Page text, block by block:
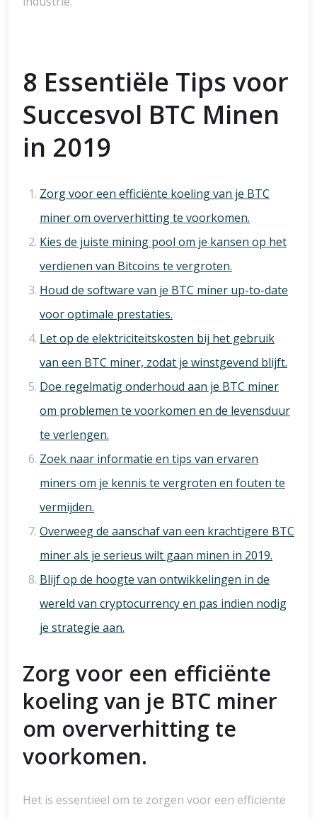
8 Essentiële Tips voor
Succesvol BTC Minen
in 2019
Zorg voor een efficiënte koeling van je BTC
miner om oververhitting te voorkomen.
Kies de juiste mining pool om je kansen op het
verdienen van Bitcoins te vergroten.
Houd de software van je BTC miner up-to-date
voor optimale prestaties.
Let op de elektriciteitskosten bij het gebruik
van een BTC miner, zodat je winstgevend blijft.
Doe regelmatig onderhoud aan je BTC miner
om problemen te voorkomen en de levensduur
te verlengen.
Zoek naar informatie en tips van ervaren
miners om je kennis te vergroten en fouten te
vermijden.
Overweeg de aanschaf van een krachtigere BTC
miner als je serieus wilt gaan minen in 2019.
Blijf op de hoogte van ontwikkelingen in de
wereld van cryptocurrency en pas indien nodig
je strategie aan.
Zorg voor een efficiënte
koeling van je BTC miner
om oververhitting te
voorkomen.
Het is essentieel om te zorgen voor een efficiënte